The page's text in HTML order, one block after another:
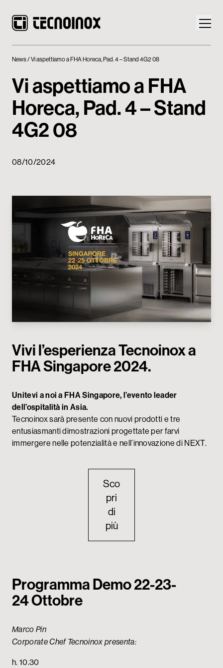
Prodotti
Mondo Tecnoinox
News
My Tecnoinox
News Vi aspettiamo a FHA Horeca, Pad. 4 – Stand 4G2 08
Vi aspettiamo a FHA
Horeca, Pad. 4 – Stand
4G2 08
08/10/2024
Vivi l’esperienza Tecnoinox a
FHA Singapore 2024.
Unitevi a noi a FHA Singapore, l’evento leader
dell’ospitalità in Asia.
Tecnoinox sarà presente con nuovi prodotti e tre
entusiasmanti dimostrazioni progettate per farvi
immergere nelle potenzialità e nell’innovazione di NEXT.
Sco
pri
di
più
Programma Demo 22-23-
24 Ottobre
Marco Pin
Corporate Chef Tecnoinox presenta:
h. 10.30